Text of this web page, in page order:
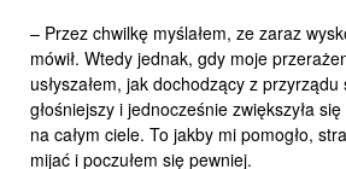
– Przez chwilkę myślałem, ze zaraz
mówił. Wtedy jednak, gdy moje
usłyszałem, jak dochodzący z przyrządu
głośniejszy i jednocześnie zwiększyła
na całym ciele. To jakby mi pomogło,
mijać i poczułem się pewniej.